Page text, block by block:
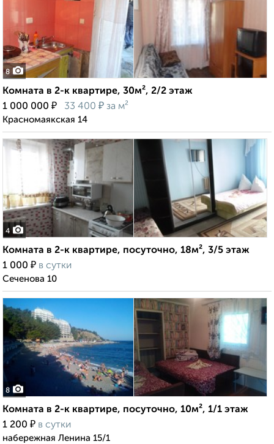
8
Комната в 2-к квартире, 30м², 2/2 этаж
1 000 000 ₽ 33 400 ₽ за м²
Красномаякская 14
4
Комната в 2-к квартире, посуточно, 18м², 3/5 этаж
1 000 ₽ в сутки
Сеченова 10
8
Комната в 2-к квартире, посуточно, 10м², 1/1 этаж
1 200 ₽ в сутки
набережная Ленина 15/1